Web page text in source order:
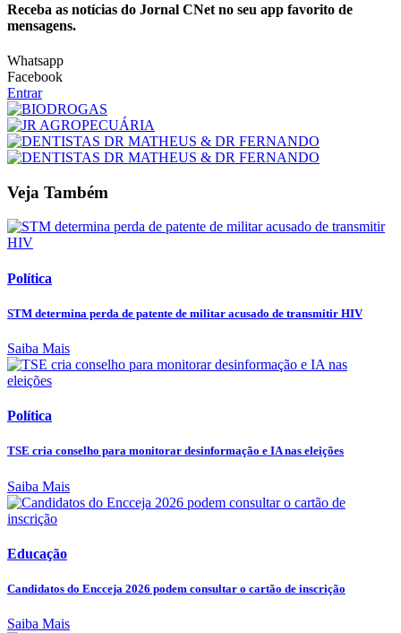
Receba as notícias do Jornal CNet no seu app favorito de
mensagens.
Whatsapp
Facebook
Entrar
Veja Também
Política
STM determina perda de patente de militar acusado de transmitir HIV
Saiba Mais
Política
TSE cria conselho para monitorar desinformação e IA nas eleições
Saiba Mais
Educação
Candidatos do Encceja 2026 podem consultar o cartão de inscrição
Saiba Mais